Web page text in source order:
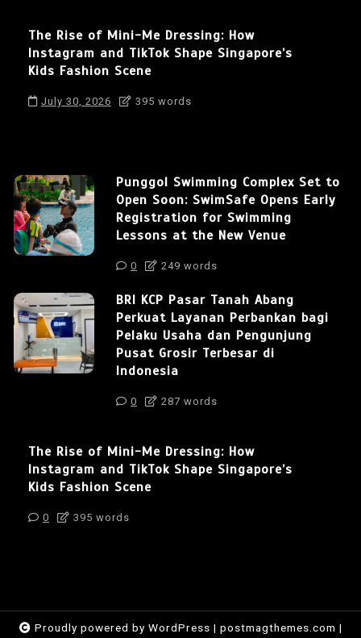
The Rise of Mini-Me Dressing: How
Instagram and TikTok Shape Singapore’s
Kids Fashion Scene
July 30, 2026 395 words
Punggol Swimming Complex Set to
Open Soon: SwimSafe Opens Early
Registration for Swimming
Lessons at the New Venue
0 249 words
BRI KCP Pasar Tanah Abang
Perkuat Layanan Perbankan bagi
Pelaku Usaha dan Pengunjung
Pusat Grosir Terbesar di
Indonesia
0 287 words
The Rise of Mini-Me Dressing: How
Instagram and TikTok Shape Singapore’s
Kids Fashion Scene
0 395 words
Proudly powered by WordPress | postmagthemes.com |